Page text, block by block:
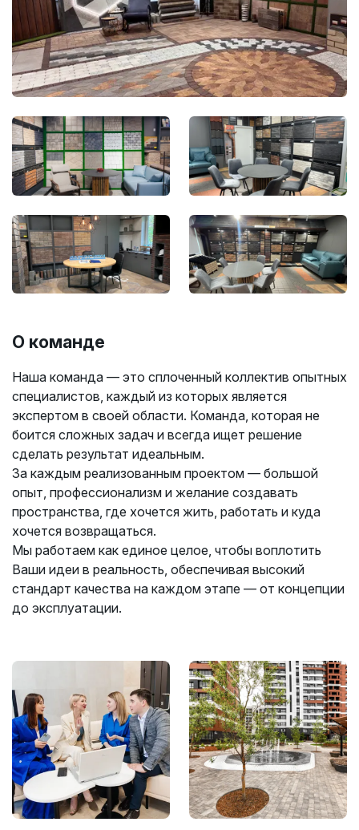
О команде
Наша команда — это сплоченный коллектив опытных
специалистов, каждый из которых является
экспертом в своей области. Команда, которая не
боится сложных задач и всегда ищет решение
сделать результат идеальным.
За каждым реализованным проектом — большой
опыт, профессионализм и желание создавать
пространства, где хочется жить, работать и куда
хочется возвращаться.
Мы работаем как единое целое, чтобы воплотить
Ваши идеи в реальность, обеспечивая высокий
стандарт качества на каждом этапе — от концепции
до эксплуатации.